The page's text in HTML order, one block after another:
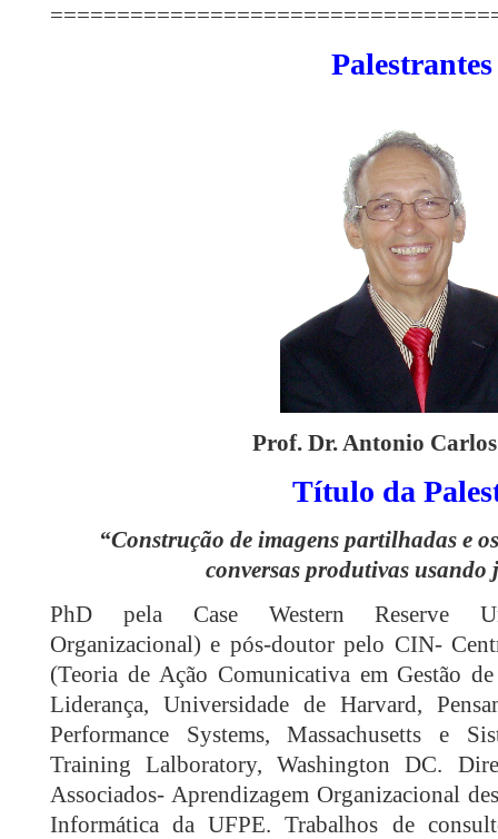
Palestrantes
Prof. Dr. Antonio
Título da
“Construção de imagens partilhadas e
conversas produtivas usando
PhD pela Case Western Reserve
Organizacional) e pós-doutor pelo CIN-
(Teoria de Ação Comunicativa em Gestão
Liderança, Universidade de Harvard,
Performance Systems, Massachusetts e
Training Lalboratory, Washington DC.
Associados- Aprendizagem Organizacional
Informática da UFPE. Trabalhos de